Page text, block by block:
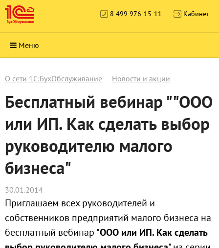
8 499 976-15-11 Кабинет
Меню
О сети 1С:БухОбслуживание Новости и акции
Бесплатный вебинар ""ООО
или ИП. Как сделать выбор
руководителю малого
бизнеса"
30.01.2014
Приглашаем всех руководителей и
собственников предприятий малого бизнеса на
бесплатный вебинар "ООО или ИП. Как сделать